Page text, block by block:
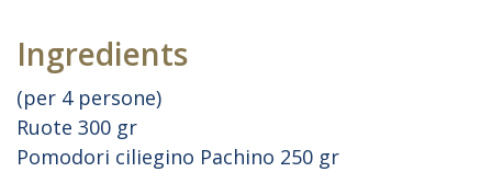
Ingredients
(per 4 persone)
Ruote 300 gr
Pomodori ciliegino Pachino 250 gr